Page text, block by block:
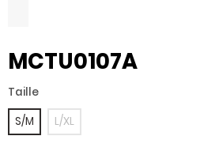
MCTU0107A
Taille
S/M
L/XL